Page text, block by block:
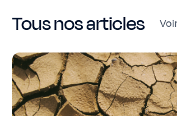
Tous nos articles